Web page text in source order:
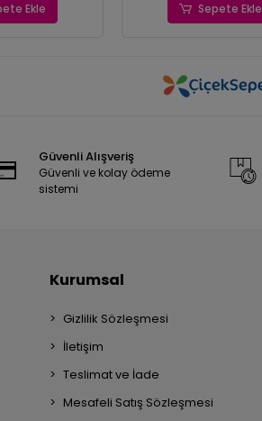
Ekle Sepete Ekle
Güvenli Alışveriş
Güvenli ve kolay ödeme
sistemi
Kurumsal
Gizlilik Sözleşmesi
İletişim
Teslimat ve İade
Mesafeli Satış Sözleşmesi